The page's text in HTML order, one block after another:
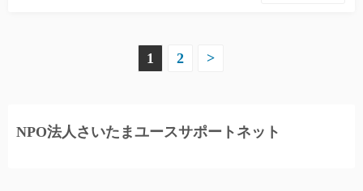
ナ
1 2 >
NPO法人さいたまユースサポートネット